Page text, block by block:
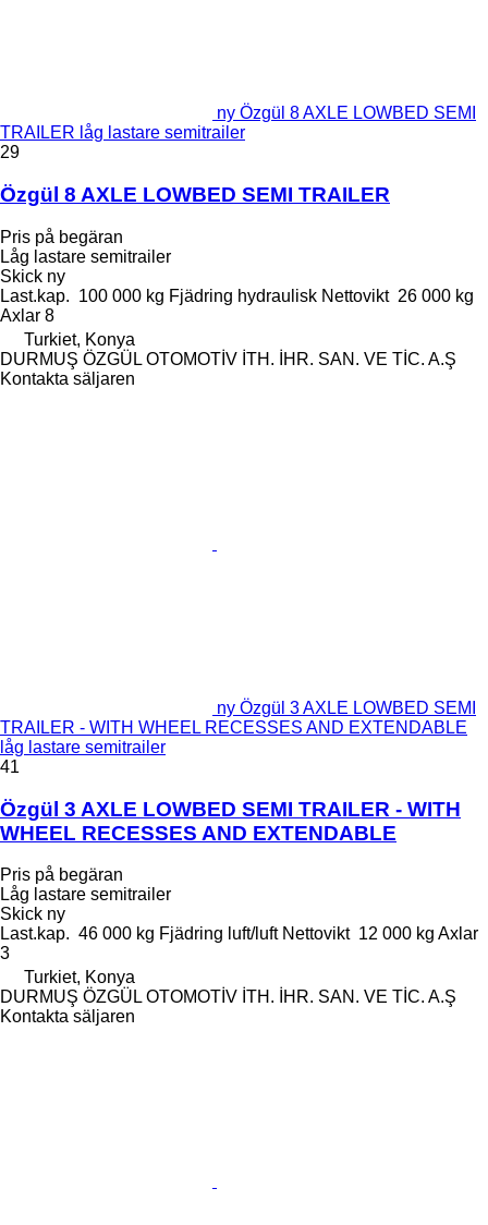
ny Özgül 8 AXLE LOWBED SEMI
TRAILER låg lastare semitrailer
29
Özgül 8 AXLE LOWBED SEMI TRAILER
Pris på begäran
Låg lastare semitrailer
Skick ny
Last.kap. 100 000 kg Fjädring hydraulisk Nettovikt 26 000 kg
Axlar 8
Turkiet, Konya
DURMUŞ ÖZGÜL OTOMOTİV İTH. İHR. SAN. VE TİC. A.Ş
Kontakta säljaren
ny Özgül 3 AXLE LOWBED SEMI
TRAILER - WITH WHEEL RECESSES AND EXTENDABLE
låg lastare semitrailer
41
Özgül 3 AXLE LOWBED SEMI TRAILER - WITH
WHEEL RECESSES AND EXTENDABLE
Pris på begäran
Låg lastare semitrailer
Skick ny
Last.kap. 46 000 kg Fjädring luft/luft Nettovikt 12 000 kg Axlar
3
Turkiet, Konya
DURMUŞ ÖZGÜL OTOMOTİV İTH. İHR. SAN. VE TİC. A.Ş
Kontakta säljaren